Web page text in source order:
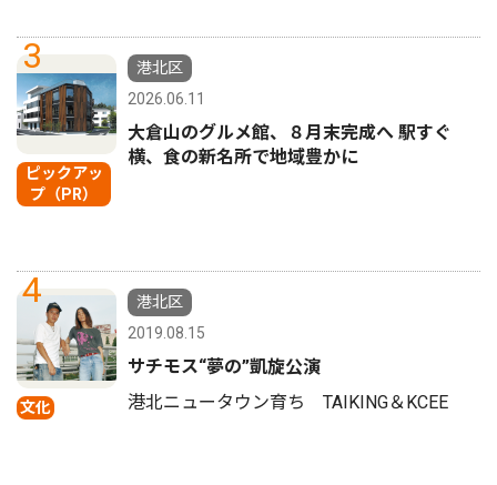
3
ピックアッ
プ（PR）
港北区
2026.06.11
大倉山のグルメ館、８月末完成へ 駅すぐ
横、食の新名所で地域豊かに
4
文化
港北区
2019.08.15
サチモス“夢の”凱旋公演
港北ニュータウン育ち TAIKING＆KCEE